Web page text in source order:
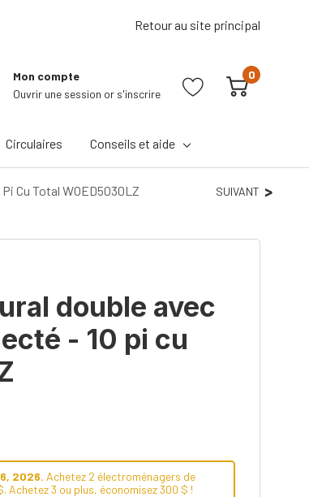
Retour au site principal
Mon compte
Ouvrir une session or s'inscrire
0
Circulaires Conseils et aide
Cu Total WOED5030LZ SUIVANT
double avec
- 10 pi cu
2026. Achetez 2 électroménagers de
Achetez 3 ou plus, économisez 300 $ !